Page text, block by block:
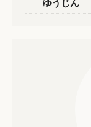
ゆうじん